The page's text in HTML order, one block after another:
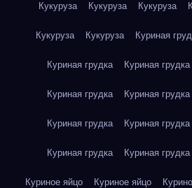
Кукуруза Кукуруза Кукуруза
Кукуруза Кукуруза Куриная
Куриная грудка Куриная грудка
Куриная грудка Куриная грудка
Куриная грудка Куриная грудка
Куриная грудка Куриная грудка
Куриное яйцо Куриное яйцо